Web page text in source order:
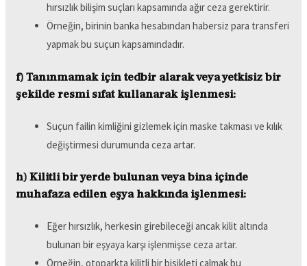
hırsızlık bilişim suçları kapsamında ağır ceza gerektirir.
Örneğin, birinin banka hesabından habersiz para transferi
yapmak bu suçun kapsamındadır.
f) Tanınmamak için tedbir alarak veya yetkisiz bir
şekilde resmi sıfat kullanarak işlenmesi:
Suçun failin kimliğini gizlemek için maske takması ve kılık
değiştirmesi durumunda ceza artar.
h) Kilitli bir yerde bulunan veya bina içinde
muhafaza edilen eşya hakkında işlenmesi:
Eğer hırsızlık, herkesin girebileceği ancak kilit altında
bulunan bir eşyaya karşı işlenmişse ceza artar.
Örneğin, otoparkta kilitli bir bisikleti çalmak bu